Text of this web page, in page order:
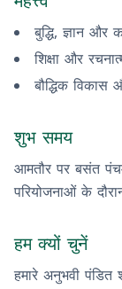
बुद्धि, ज्ञान
शिक्षा और
बौद्धिक विकास
शुभ समय
आमतौर पर बसंत
परियोजनाओं के
हम क्यों चुनें
हमारे अनुभवी पंडित